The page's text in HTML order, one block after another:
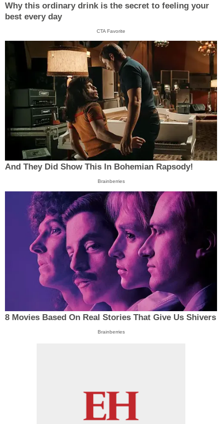
Why this ordinary drink is the secret to feeling your
best every day
CTA Favorite
And They Did Show This In Bohemian Rapsody!
Brainberries
8 Movies Based On Real Stories That Give Us Shivers
Brainberries